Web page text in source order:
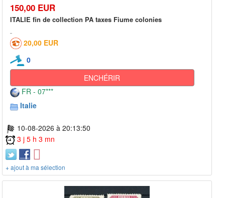
150,00 EUR
ITALIE fin de collection PA taxes Fiume colonies
20,00 EUR
0
ENCHÉRIR
FR - 07***
Italie
10-08-2026 à 20:13:50
3 j 5 h 3 mn
+ ajout à ma sélection